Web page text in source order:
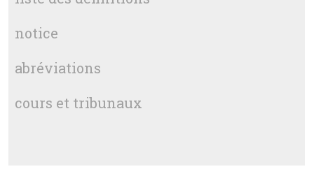
notice
abréviations
cours et tribunaux